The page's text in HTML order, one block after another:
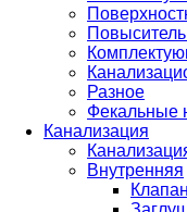
Разное
Фекальные
Канализация
Внутренняя